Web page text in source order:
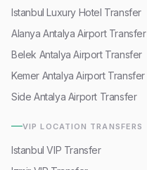
Istanbul Luxury Hotel Transfer
Alanya Antalya Airport Transfer
Belek Antalya Airport Transfer
Kemer Antalya Airport Transfer
Side Antalya Airport Transfer
VIP LOCATION TRANSFERS
Istanbul VIP Transfer